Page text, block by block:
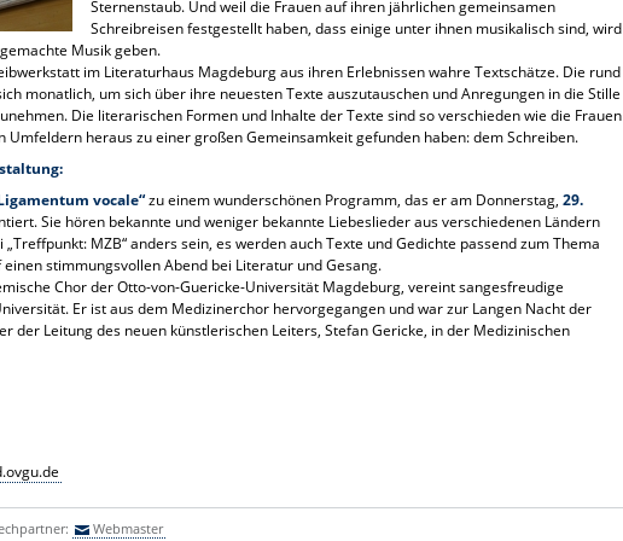
Sternenstaub. Und weil die Frauen auf ihren jährlichen gemeinsamen
Schreibreisen festgestellt haben, dass einige unter ihnen musikalisch sind, wird
Musik geben.
im Literaturhaus Magdeburg aus ihren Erlebnissen wahre Textschätze. Die rund
monatlich, um sich über ihre neuesten Texte auszutauschen und Anregungen in die Stille
Die literarischen Formen und Inhalte der Texte sind so verschieden wie die Frauen
Umfeldern heraus zu einer großen Gemeinsamkeit gefunden haben: dem Schreiben.
vocale“zu einem wunderschönen Programm, das er am Donnerstag,29.
Sie hören bekannte und weniger bekannte Liebeslieder aus verschiedenen Ländern
MZB“ anders sein, es werden auch Texte und Gedichte passend zum Thema
stimmungsvollen Abend bei Literatur und Gesang.
Chor der Otto-von-Guericke-Universität Magdeburg, vereint sangesfreudige
Er ist aus dem Medizinerchor hervorgegangen und war zur Langen Nacht der
der Leitung des neuen künstlerischen Leiters, Stefan Gericke, in der Medizinischen
Webmaster